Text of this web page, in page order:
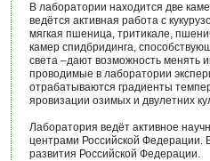
В лаборатории находится две
ведётся активная работа с
мягкая пшеница, тритикале,
камер спидбридинга,
света –дают возможность менять
проводимые в лаборатории
отрабатываются градиенты
яровизации озимых и двулетних
Лаборатория ведёт активное
центрами Российской Федерации.
развития Российской Федерации.